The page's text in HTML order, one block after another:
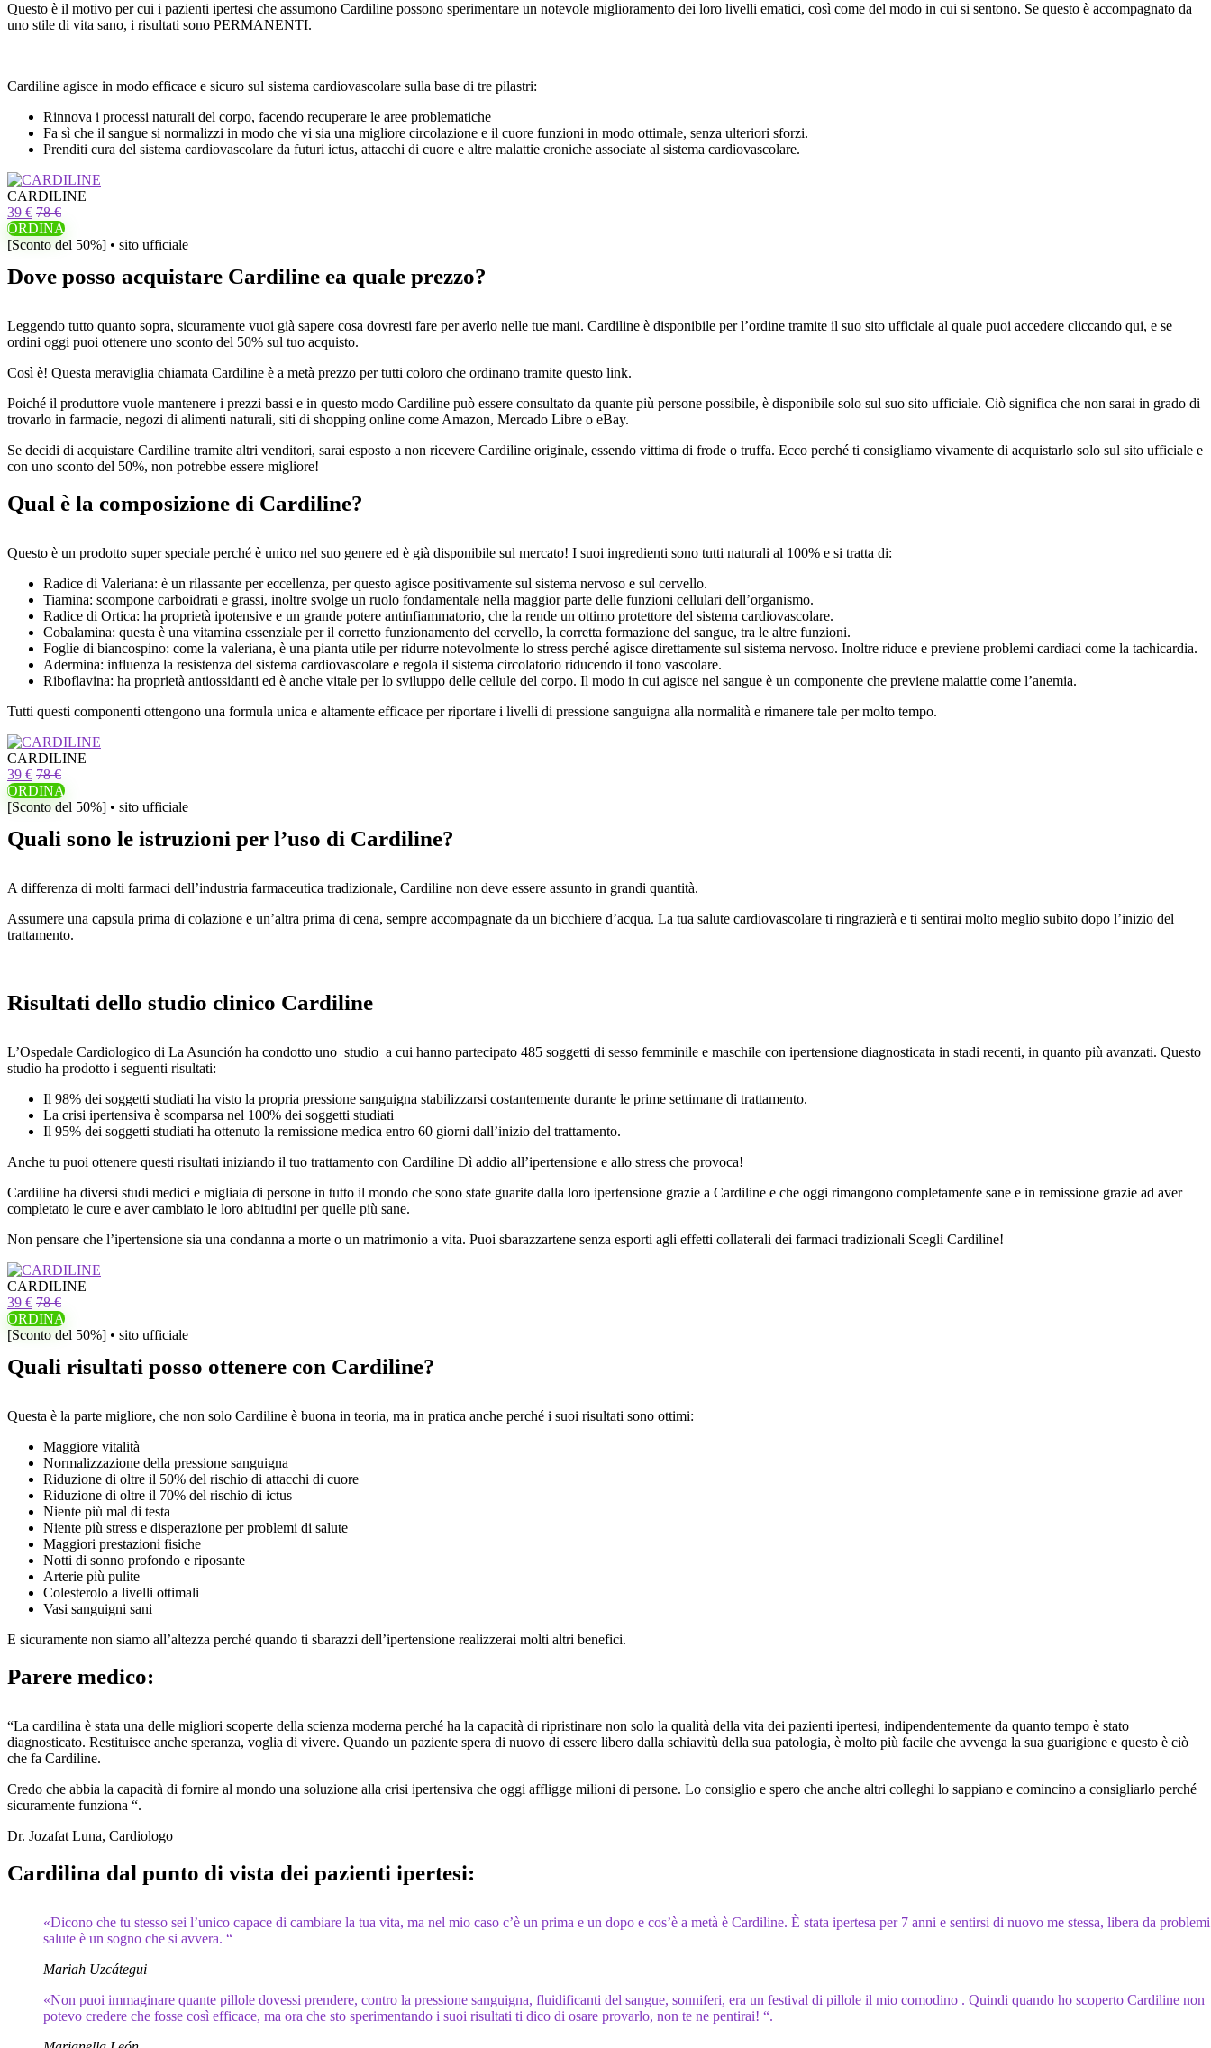
Questo è il motivo per cui i pazienti ipertesi che assumono Cardiline possono sperimentare un notevole miglioramento dei loro livelli ematici, così come del modo in cui si sentono. Se questo è accompagnato da
uno stile di vita sano, i risultati sono PERMANENTI.
Cardiline agisce in modo efficace e sicuro sul sistema cardiovascolare sulla base di tre pilastri:
Rinnova i processi naturali del corpo, facendo recuperare le aree problematiche
Fa sì che il sangue si normalizzi in modo che vi sia una migliore circolazione e il cuore funzioni in modo ottimale, senza ulteriori sforzi.
Prenditi cura del sistema cardiovascolare da futuri ictus, attacchi di cuore e altre malattie croniche associate al sistema cardiovascolare.
CARDILINE
39 € 78 €
ORDINA
[Sconto del 50%] • sito ufficiale
Dove posso acquistare Cardiline ea quale prezzo?
Leggendo tutto quanto sopra, sicuramente vuoi già sapere cosa dovresti fare per averlo nelle tue mani. Cardiline è disponibile per l’ordine tramite il suo sito ufficiale al quale puoi accedere cliccando qui, e se
ordini oggi puoi ottenere uno sconto del 50% sul tuo acquisto.
Così è! Questa meraviglia chiamata Cardiline è a metà prezzo per tutti coloro che ordinano tramite questo link.
Poiché il produttore vuole mantenere i prezzi bassi e in questo modo Cardiline può essere consultato da quante più persone possibile, è disponibile solo sul suo sito ufficiale. Ciò significa che non sarai in grado di
trovarlo in farmacie, negozi di alimenti naturali, siti di shopping online come Amazon, Mercado Libre o eBay.
Se decidi di acquistare Cardiline tramite altri venditori, sarai esposto a non ricevere Cardiline originale, essendo vittima di frode o truffa. Ecco perché ti consigliamo vivamente di acquistarlo solo sul sito ufficiale e
con uno sconto del 50%, non potrebbe essere migliore!
Qual è la composizione di Cardiline?
Questo è un prodotto super speciale perché è unico nel suo genere ed è già disponibile sul mercato! I suoi ingredienti sono tutti naturali al 100% e si tratta di:
Radice di Valeriana: è un rilassante per eccellenza, per questo agisce positivamente sul sistema nervoso e sul cervello.
Tiamina: scompone carboidrati e grassi, inoltre svolge un ruolo fondamentale nella maggior parte delle funzioni cellulari dell’organismo.
Radice di Ortica: ha proprietà ipotensive e un grande potere antinfiammatorio, che la rende un ottimo protettore del sistema cardiovascolare.
Cobalamina: questa è una vitamina essenziale per il corretto funzionamento del cervello, la corretta formazione del sangue, tra le altre funzioni.
Foglie di biancospino: come la valeriana, è una pianta utile per ridurre notevolmente lo stress perché agisce direttamente sul sistema nervoso. Inoltre riduce e previene problemi cardiaci come la tachicardia.
Adermina: influenza la resistenza del sistema cardiovascolare e regola il sistema circolatorio riducendo il tono vascolare.
Riboflavina: ha proprietà antiossidanti ed è anche vitale per lo sviluppo delle cellule del corpo. Il modo in cui agisce nel sangue è un componente che previene malattie come l’anemia.
Tutti questi componenti ottengono una formula unica e altamente efficace per riportare i livelli di pressione sanguigna alla normalità e rimanere tale per molto tempo.
CARDILINE
39 € 78 €
ORDINA
[Sconto del 50%] • sito ufficiale
Quali sono le istruzioni per l’uso di Cardiline?
A differenza di molti farmaci dell’industria farmaceutica tradizionale, Cardiline non deve essere assunto in grandi quantità.
Assumere una capsula prima di colazione e un’altra prima di cena, sempre accompagnate da un bicchiere d’acqua. La tua salute cardiovascolare ti ringrazierà e ti sentirai molto meglio subito dopo l’inizio del
trattamento.
Risultati dello studio clinico Cardiline
L’Ospedale Cardiologico di La Asunción ha condotto uno studio a cui hanno partecipato 485 soggetti di sesso femminile e maschile con ipertensione diagnosticata in stadi recenti, in quanto più avanzati. Questo
studio ha prodotto i seguenti risultati:
Il 98% dei soggetti studiati ha visto la propria pressione sanguigna stabilizzarsi costantemente durante le prime settimane di trattamento.
La crisi ipertensiva è scomparsa nel 100% dei soggetti studiati
Il 95% dei soggetti studiati ha ottenuto la remissione medica entro 60 giorni dall’inizio del trattamento.
Anche tu puoi ottenere questi risultati iniziando il tuo trattamento con Cardiline Dì addio all’ipertensione e allo stress che provoca!
Cardiline ha diversi studi medici e migliaia di persone in tutto il mondo che sono state guarite dalla loro ipertensione grazie a Cardiline e che oggi rimangono completamente sane e in remissione grazie ad aver
completato le cure e aver cambiato le loro abitudini per quelle più sane.
Non pensare che l’ipertensione sia una condanna a morte o un matrimonio a vita. Puoi sbarazzartene senza esporti agli effetti collaterali dei farmaci tradizionali Scegli Cardiline!
CARDILINE
39 € 78 €
ORDINA
[Sconto del 50%] • sito ufficiale
Quali risultati posso ottenere con Cardiline?
Questa è la parte migliore, che non solo Cardiline è buona in teoria, ma in pratica anche perché i suoi risultati sono ottimi:
Maggiore vitalità
Normalizzazione della pressione sanguigna
Riduzione di oltre il 50% del rischio di attacchi di cuore
Riduzione di oltre il 70% del rischio di ictus
Niente più mal di testa
Niente più stress e disperazione per problemi di salute
Maggiori prestazioni fisiche
Notti di sonno profondo e riposante
Arterie più pulite
Colesterolo a livelli ottimali
Vasi sanguigni sani
E sicuramente non siamo all’altezza perché quando ti sbarazzi dell’ipertensione realizzerai molti altri benefici.
Parere medico:
“La cardilina è stata una delle migliori scoperte della scienza moderna perché ha la capacità di ripristinare non solo la qualità della vita dei pazienti ipertesi, indipendentemente da quanto tempo è stato
diagnosticato. Restituisce anche speranza, voglia di vivere. Quando un paziente spera di nuovo di essere libero dalla schiavitù della sua patologia, è molto più facile che avvenga la sua guarigione e questo è ciò
che fa Cardiline.
Credo che abbia la capacità di fornire al mondo una soluzione alla crisi ipertensiva che oggi affligge milioni di persone. Lo consiglio e spero che anche altri colleghi lo sappiano e comincino a consigliarlo perché
sicuramente funziona “.
Dr. Jozafat Luna, Cardiologo
Cardilina dal punto di vista dei pazienti ipertesi:
«Dicono che tu stesso sei l’unico capace di cambiare la tua vita, ma nel mio caso c’è un prima e un dopo e cos’è a metà è Cardiline. È stata ipertesa per 7 anni e sentirsi di nuovo me stessa, libera da
salute è un sogno che si avvera. “
Mariah Uzcátegui
«Non puoi immaginare quante pillole dovessi prendere, contro la pressione sanguigna, fluidificanti del sangue, sonniferi, era un festival di pillole il mio comodino . Quindi quando ho scoperto Cardiline non
potevo credere che fosse così efficace, ma ora che sto sperimentando i suoi risultati ti dico di osare provarlo, non te ne pentirai! “.